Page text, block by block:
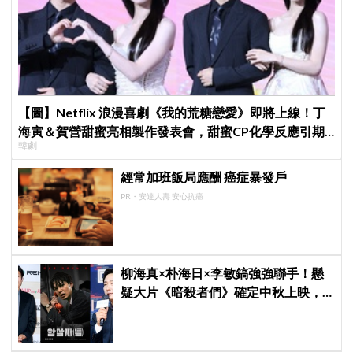
【圖】Netflix 浪漫喜劇《我的荒糖戀愛》即將上線！丁
海寅＆賀營甜蜜亮相製作發表會，甜蜜CP化學反應引期
待
韓劇
經常加班飯局應酬 癌症暴發戶
PR・安達人壽 安心抗癌
柳海真×朴海日×李敏鎬強強聯手！懸
疑大片《暗殺者們》確定中秋上映，